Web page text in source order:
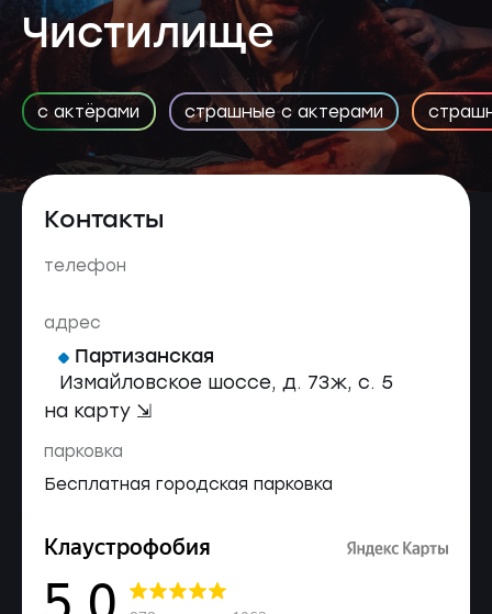
Чистилище
с актёрами страшные с актерами
Контакты
телефон
адрес
Партизанская
Измайловское шоссе, д. 73ж, с. 5
на карту ⇲
парковка
Бесплатная городская парковка